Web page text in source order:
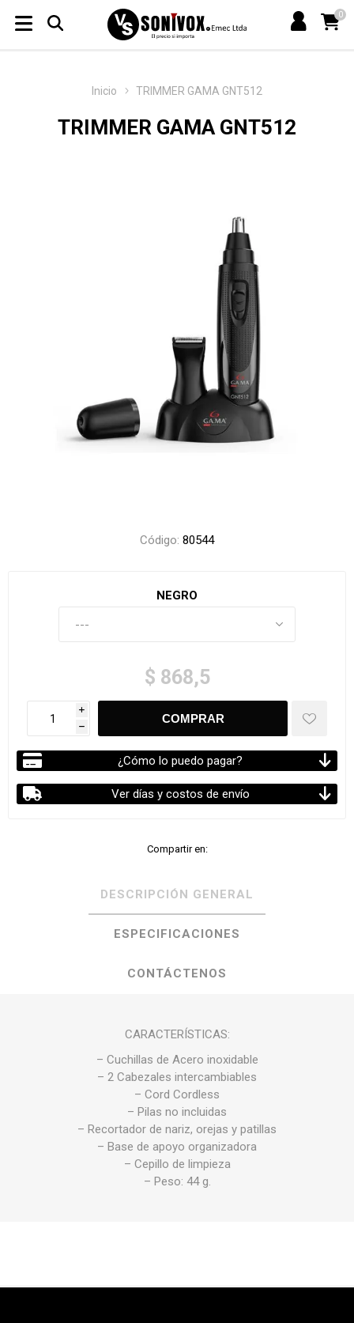
0
Inicio TRIMMER GAMA GNT512
TRIMMER GAMA GNT512
Código: 80544
NEGRO
$ 868,5
i
h
¿Cómo lo puedo pagar?
Ver días y costos de envío
Compartir en:
DESCRIPCIÓN GENERAL
ESPECIFICACIONES
CONTÁCTENOS
CARACTERÍSTICAS:
– Cuchillas de Acero inoxidable
– 2 Cabezales intercambiables
– Cord Cordless
– Pilas no incluidas
– Recortador de nariz, orejas y patillas
– Base de apoyo organizadora
– Cepillo de limpieza
– Peso: 44 g.